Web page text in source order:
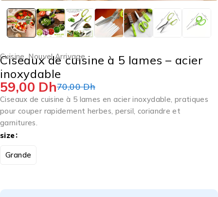
Cuisine Nouvel Arrivage
Ciseaux de cuisine à 5 lames – acier
inoxydable
70,00Dh
59,00 Dh
Ciseaux de cuisine à 5 lames en acier inoxydable, pratiques
pour couper rapidement herbes, persil, coriandre et
garnitures.
size
Grande